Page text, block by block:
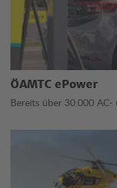
ÖAMTC ePower
Bereits über 30.000 AC-